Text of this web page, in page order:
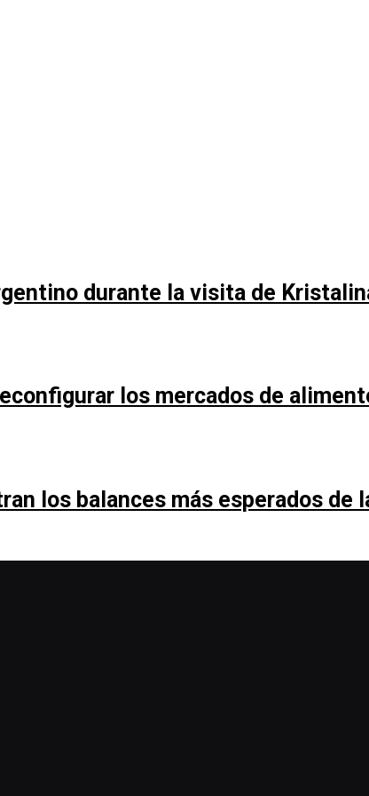
durante la visita de
los mercados de
los balances más esperados de